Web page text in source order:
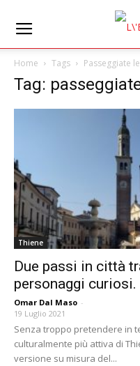
Home Tags Passeggiate
Tag:
Thiene
Due passi in città
personaggi curiosi.
Omar Dal Maso -
19 Luglio 2021
Senza troppo pretendere in
culturalmente più attiva di
versione su misura del...